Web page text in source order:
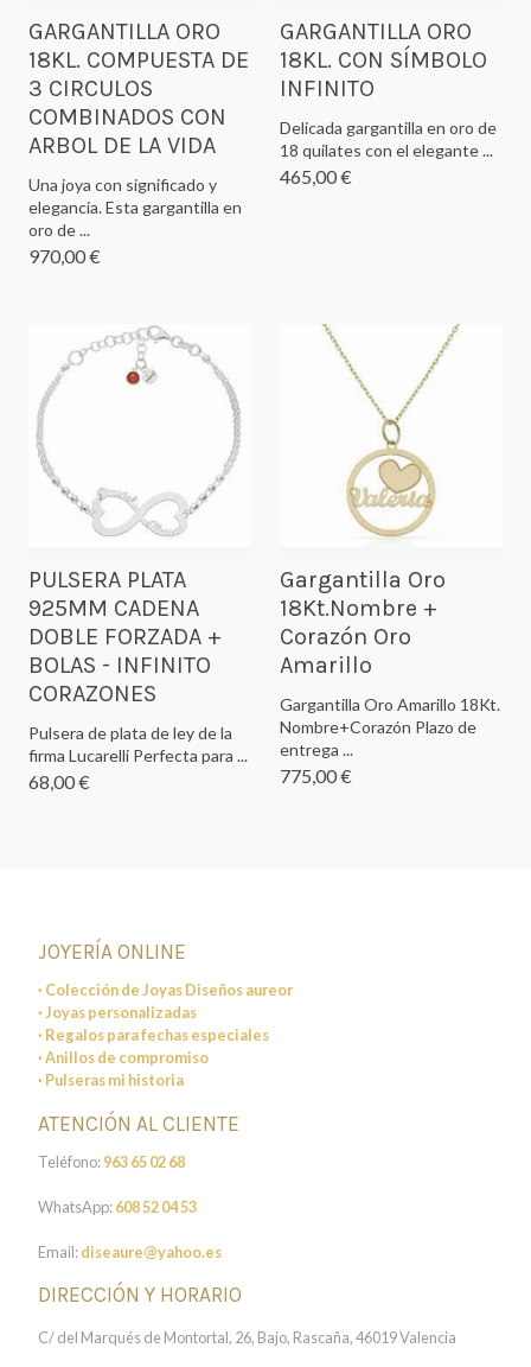
GARGANTILLA ORO
18KL. COMPUESTA DE
3 CIRCULOS
COMBINADOS CON
ARBOL DE LA VIDA
Una joya con significado y
elegancia. Esta gargantilla en
oro de ...
970,00 €
GARGANTILLA ORO
18KL. CON SÍMBOLO
INFINITO
Delicada gargantilla en oro de
18 quilates con el elegante ...
465,00 €
PULSERA PLATA
925MM CADENA
DOBLE FORZADA +
BOLAS - INFINITO
CORAZONES
Pulsera de plata de ley de la
firma Lucarelli Perfecta para ...
68,00 €
Gargantilla Oro
18Kt.Nombre +
Corazón Oro
Amarillo
Gargantilla Oro Amarillo 18Kt.
Nombre+Corazón Plazo de
entrega ...
775,00 €
JOYERÍA ONLINE
· Colección de Joyas Diseños aureor
· Joyas personalizadas
· Regalos para fechas especiales
· Anillos de compromiso
· Pulseras mi historia
ATENCIÓN AL CLIENTE
Teléfono:963 65 02 68
WhatsApp:608 52 04 53
Email:diseaure@yahoo.es
DIRECCIÓN Y HORARIO
C/ del Marqués de Montortal, 26, Bajo, Rascaña, 46019 Valencia